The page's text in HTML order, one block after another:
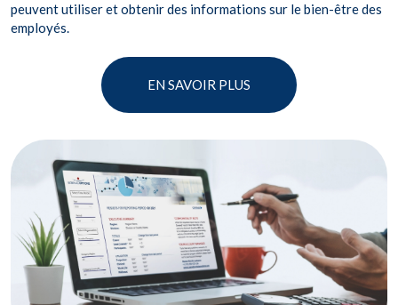
peuvent utiliser et obtenir des informations sur le bien-être des
employés.
EN SAVOIR PLUS